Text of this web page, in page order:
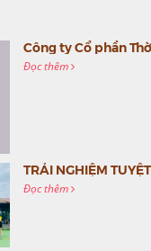
Đọc thêm
Đọc thêm